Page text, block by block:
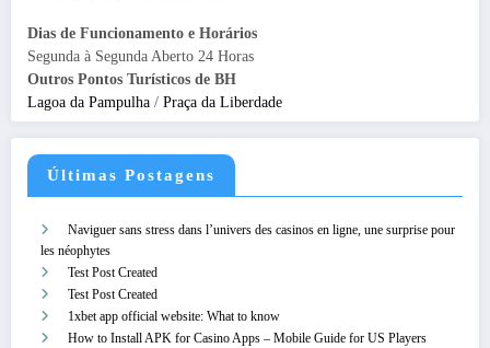
Dias de Funcionamento e Horários
Segunda à Segunda Aberto 24 Horas
Outros Pontos Turísticos de BH
Lagoa da Pampulha / Praça da Liberdade
Últimas Postagens
Naviguer sans stress dans l’univers des casinos en ligne, une surprise pour
les néophytes
Test Post Created
Test Post Created
1xbet app official website: What to know
How to Install APK for Casino Apps – Mobile Guide for US Players